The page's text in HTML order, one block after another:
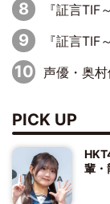
『証言TIF～アイドル戦国時代とはなんだ
『証言TIF～アイドル戦国時代とはなんだっ
声優・奥村優季、初ソログラビ
PICK UP
輩・